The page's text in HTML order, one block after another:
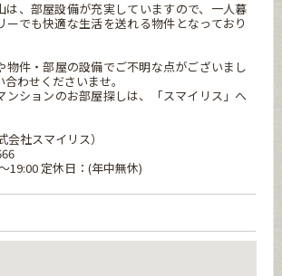
は、部屋設備が充実していますので、一人暮
ーでも快適な生活を送れる物件となっており
物件・部屋の設備でご不明な点がございまし
わせくださいませ。
ンションのお部屋探しは、「スマイリス」へ
社スマイリス）
19:00 定休日：(年中無休)